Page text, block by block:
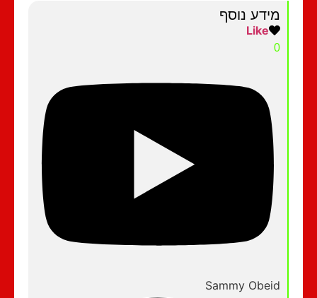
מידע נוסף
Sammy Obeid